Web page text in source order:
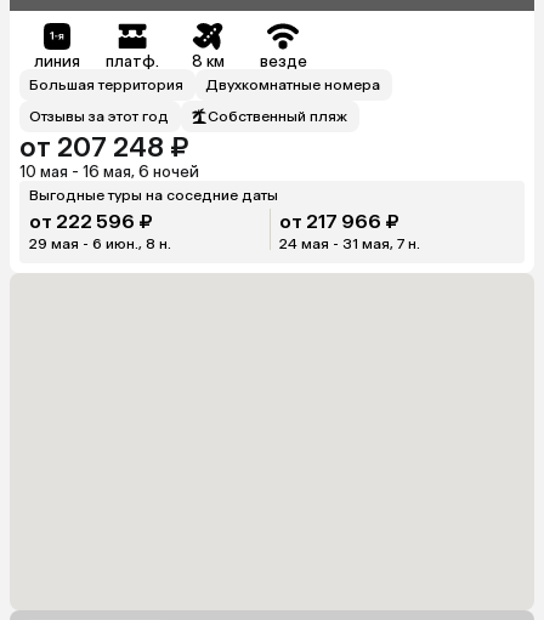
линия платф. 8 км везде
Большая территория
Двухкомнатные номера
Отзывы за этот год
Собственный пляж
от 207 248 ₽
10 мая - 16 мая, 6 ночей
Выгодные туры на соседние даты
от 222 596 ₽
29 мая - 6 июн., 8 н.
от 217 966 ₽
24 мая - 31 мая, 7 н.